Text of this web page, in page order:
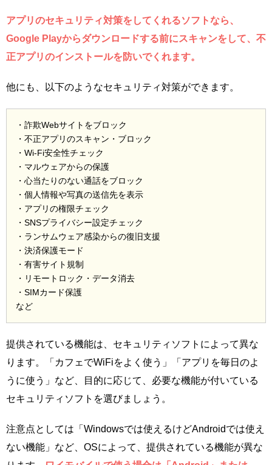
アプリのセキュリティ対策をしてくれるソフトなら、
Google Playからダウンロードする前にスキャンをして、不
正アプリのインストールを防いでくれます。
他にも、以下のようなセキュリティ対策ができます。
・詐欺Webサイトをブロック
・不正アプリのスキャン・ブロック
・Wi-Fi安全性チェック
・マルウェアからの保護
・心当たりのない通話をブロック
・個人情報や写真の送信先を表示
・アプリの権限チェック
・SNSプライバシー設定チェック
・ランサムウェア感染からの復旧支援
・決済保護モード
・有害サイト規制
・リモートロック・データ消去
・SIMカード保護
など
提供されている機能は、セキュリティソフトによって異な
ります。「カフェでWiFiをよく使う」「アプリを毎日のよ
うに使う」など、目的に応じて、必要な機能が付いている
セキュリティソフトを選びましょう。
注意点としては「Windowsでは使えるけどAndroidでは使え
ない機能」など、OSによって、提供されている機能が異な